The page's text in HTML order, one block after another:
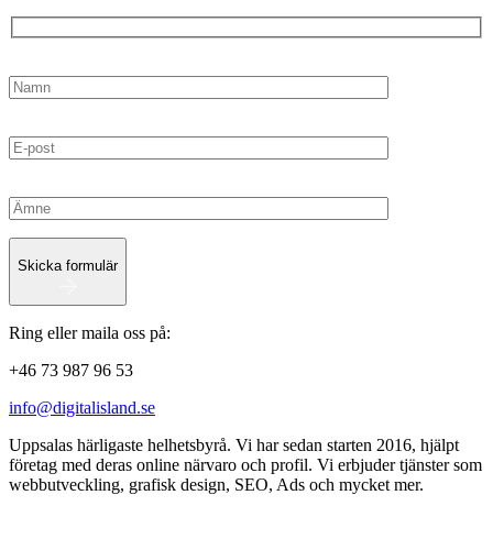
Skicka formulär
Ring eller maila oss på:
+46 73 987 96 53
info@digitalisland.se
Uppsalas härligaste helhetsbyrå. Vi har sedan starten 2016, hjälpt
företag med deras online närvaro och profil. Vi erbjuder tjänster som
webbutveckling, grafisk design, SEO, Ads och mycket mer.